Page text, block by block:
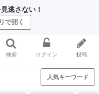
逃さない！
で開く
検索 ログイン 投稿
人気キーワード